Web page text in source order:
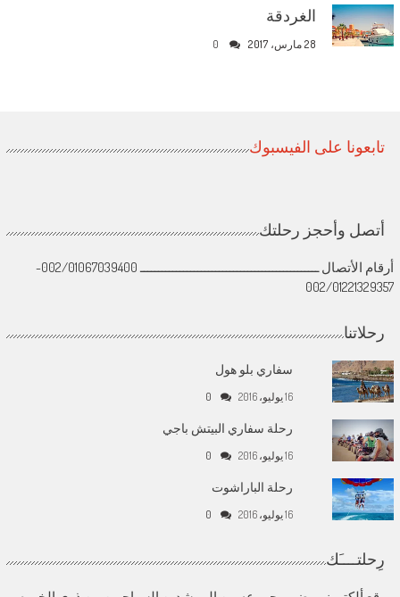
الغردقة
28 مارس، 2017 0
تابعونا على الفيسبوك
أتصل وأحجز رحلتك
أرقام الأتصال ــــــــــــــــــــــــــــــــــــــــــــــــــ 002/01067039400-
002/01221329357
رحلاتنا
سفاري بلو هول
16 يوليو، 2016 0
رحلة سفاري البيتش باجي
16 يوليو، 2016 0
رحلة الباراشوت
16 يوليو، 2016 0
رِحلتــــَك